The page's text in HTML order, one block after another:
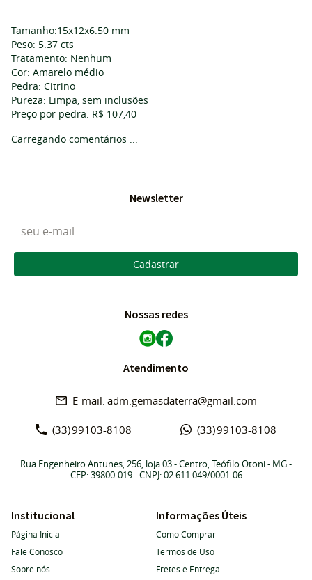
Tamanho:15x12x6.50 mm
Peso: 5.37 cts
Tratamento: Nenhum
Cor: Amarelo médio
Pedra: Citrino
Pureza: Limpa, sem inclusões
Preço por pedra: R$ 107,40
Carregando comentários ...
Newsletter
Cadastrar
Nossas redes
Atendimento
(33)99103-8108 (33)99103-8108
adm.gemasdaterra@gmail.com
Rua Engenheiro Antunes, 256, loja 03-Centro, Teófilo Otoni- MG-
CEP: 39800-019- CNPJ: 02.611.049/0001-06
Institucional
Página Inicial
Fale Conosco
Sobre nós
Informações Úteis
Como Comprar
Termos de Uso
Fretes e Entrega